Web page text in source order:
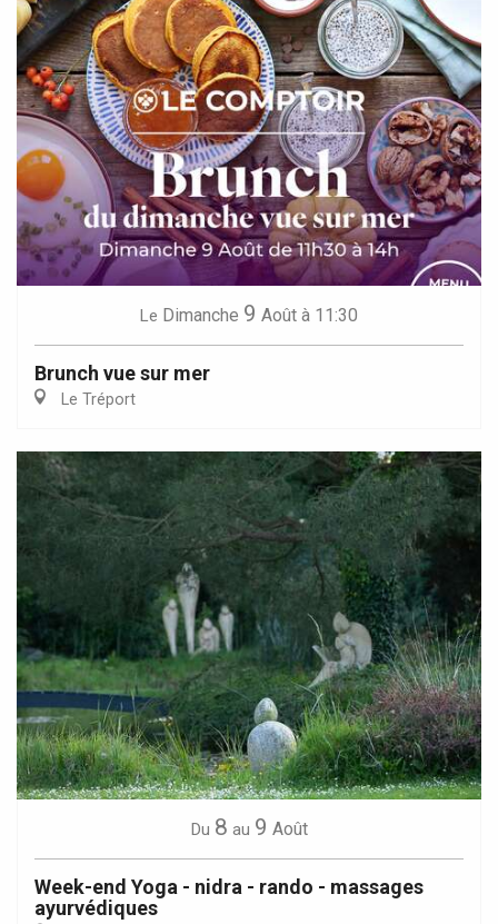
Le Dimanche 9 Août à 11:30
Brunch vue sur mer
Le Tréport
Du 8 au 9 Août
Week-end Yoga - nidra - rando - massages
ayurvédiques